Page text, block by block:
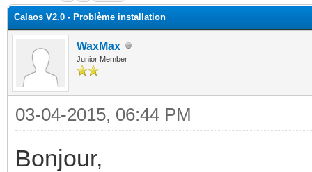
Calaos V2.0 - Problème installation
WaxMax
Junior Member
03-04-2015, 06:44 PM
Bonjour,